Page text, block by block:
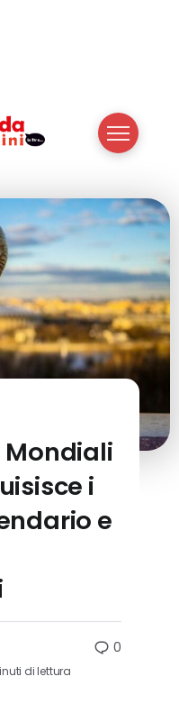
i
e
di lettura
0